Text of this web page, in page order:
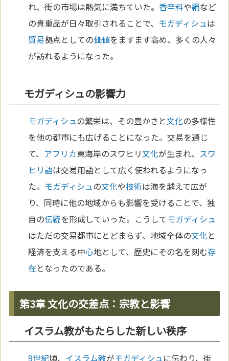
れ、街の市場は熱気に満ちていた。 香辛料や絹など
の貴重品が日々取引されることで、 モガディシュは
貿易拠点としての価値をますます高め、多くの人々
が訪れるようになった。
モガディシュの影響力
モガディシュの繁栄は、その豊かさと文化の多様性
を他の都市にも広げることになった。交易を通じ
て、 アフリカ東海岸のスワヒリ文化が生まれ、 スワ
ヒリ語は交易用語として広く使われるようになっ
た。 モガディシュの文化や技術は海を越えて広が
り、同時に他の地域からも影響を受けることで、独
自の伝統を形成していった。こうしてモガディシュ
はただの交易都市にとどまらず、地域全体の文化と
経済を支える中心地として、歴史にその名を刻む存
在となったのである。
第3章 文化の交差点：宗教と影響
イスラム教がもたらした新しい秩序
9世紀頃、 イスラム教がモガディシュに伝わり、街